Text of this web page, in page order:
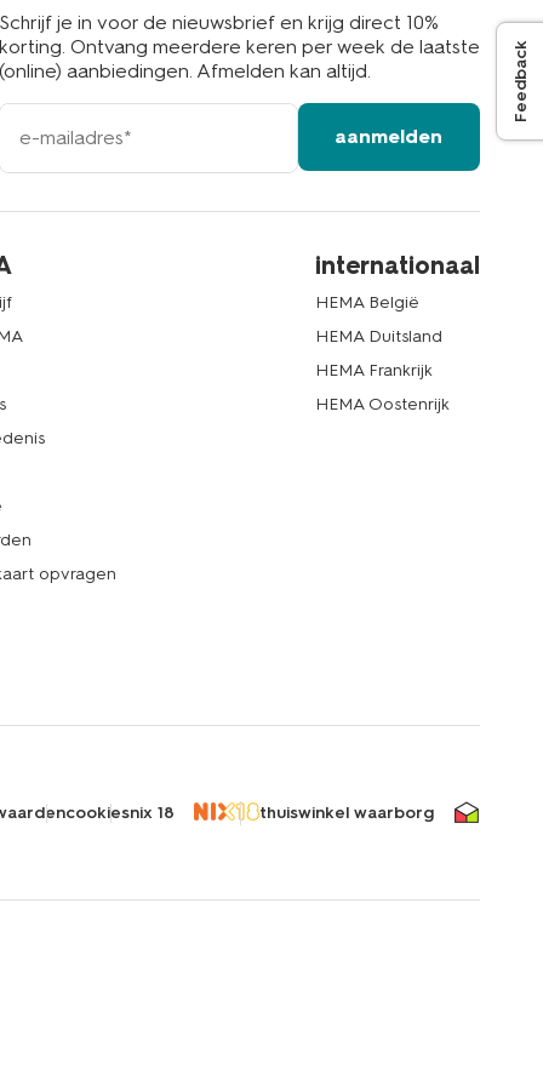
Schrijf je in voor de nieuwsbrief en krijg direct 10%
korting. Ontvang meerdere keren per week de laatste
(online) aanbiedingen. Afmelden kan altijd.
e-
mailadres
aanmelden
opvragen
internationaal
HEMA België
HEMA Duitsland
HEMA Frankrijk
HEMA Oostenrijk
cookiesnix 18 thuiswinkel waarborg
Feedback